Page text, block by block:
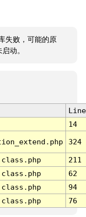
失败，可能的原
动。
Line
14
324
211
62
94
76